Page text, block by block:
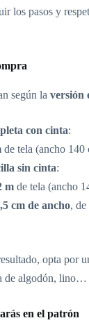
los pasos y
según la versión
con cinta:
de tela (ancho 140
sin cinta:
m de tela (ancho
cm de ancho,
opta por
de algodón, lino…
en el patrón